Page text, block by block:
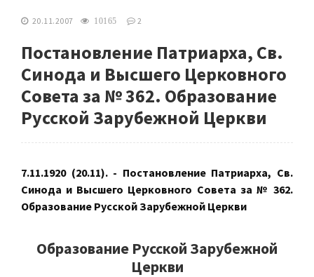
20.11.2007 10165 2
Постановление Патриарха, Св.
Синода и Высшего Церковного
Совета за № 362. Образование
Русской Зарубежной Церкви
7.11.1920 (20.11). - Постановление Патриарха, Св.
Синода и Высшего Церковного Совета за № 362.
Образование Русской Зарубежной Церкви
Образование Русской Зарубежной
Церкви